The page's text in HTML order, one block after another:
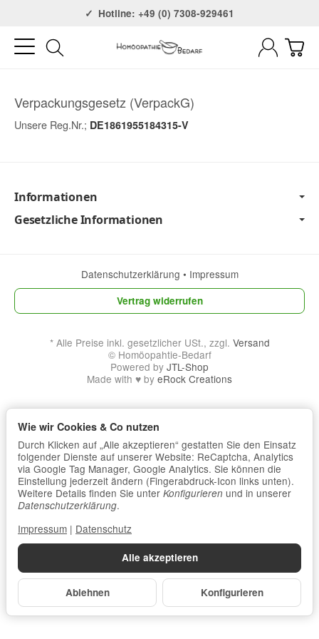
Versandkostenfrei ab 75€Hotline: +49 (0) 7308-929461
Verpackungsgesetz (VerpackG)
Unsere Reg.Nr.; DE1861955184315-V
Informationen
Gesetzliche Informationen
Datenschutzerklärung • Impressum
Vertrag widerrufen
*Alle Preise inkl. gesetzlicher USt., zzgl. Versand
© Homöopahtie-Bedarf
Powered by JTL-Shop
Made with ♥ by eRock Creations
Alle akzeptieren
Ablehnen Konfigurieren
Wie wir Cookies & Co nutzen
Durch Klicken auf „Alle akzeptieren“ gestatten Sie den Einsatz
folgender Dienste auf unserer Website: ReCaptcha, Analytics
via Google Tag Manager, Google Analytics. Sie können die
Einstellung jederzeit ändern (Fingerabdruck-Icon links unten).
Weitere Details finden Sie unter Konfigurieren und in unserer
Datenschutzerklärung.
Impressum | Datenschutz